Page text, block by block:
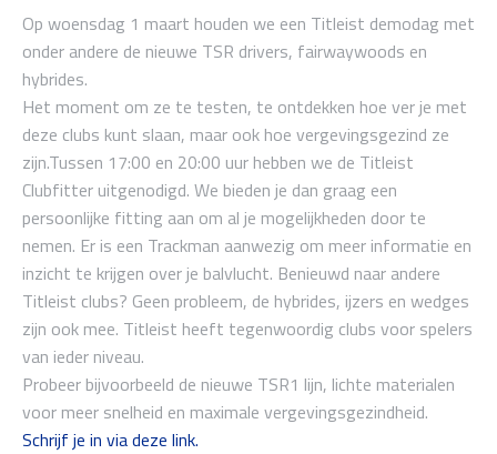
Op woensdag 1 maart houden we een Titleist demodag met
onder andere de nieuwe TSR drivers, fairwaywoods en
hybrides.
Het moment om ze te testen, te ontdekken hoe ver je met
deze clubs kunt slaan, maar ook hoe vergevingsgezind ze
zijn.Tussen 17:00 en 20:00 uur hebben we de Titleist
Clubfitter uitgenodigd. We bieden je dan graag een
persoonlijke fitting aan om al je mogelijkheden door te
nemen. Er is een Trackman aanwezig om meer informatie en
inzicht te krijgen over je balvlucht. Benieuwd naar andere
Titleist clubs? Geen probleem, de hybrides, ijzers en wedges
zijn ook mee. Titleist heeft tegenwoordig clubs voor spelers
van ieder niveau.
Probeer bijvoorbeeld de nieuwe TSR1 lijn, lichte materialen
voor meer snelheid en maximale vergevingsgezindheid.
Schrijf je in via deze link.